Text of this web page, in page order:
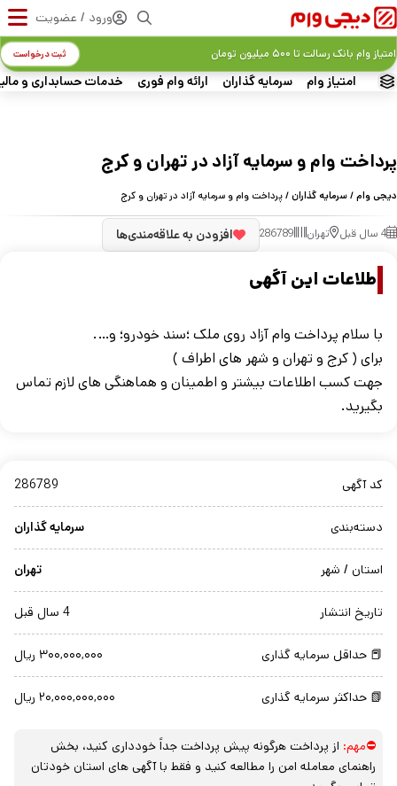
ورود / عضویت
امتیاز وام سرمایه گذاران ارائه وام فوری خدمات حسابداری و
امتیاز وام بانک رسالت تا ۵۰۰ میلیون تومان ثبت درخواست
پرداخت وام و سرمایه آزاد در تهران و کرج
دیجی وام/سرمایه گذاران/ پرداخت وام و سرمایه آزاد در تهران و کرج
4 سال قبل تهران 286789 افزودن به علاقه‌مندی‌ها
اطلاعات این آگهی
با سلام پرداخت وام آزاد روی ملک ؛سند خودرو؛ و….
برای ( کرج و تهران و شهر های اطراف )
جهت کسب اطلاعات بیشتر و اطمینان و هماهنگی های لازم تماس
بگیرید.
کد آگهی 286789
دسته‌بندی سرمایه گذاران
استان / شهر تهران
تاریخ انتشار 4 سال قبل
📕 حداقل سرمایه گذاری ۳۰۰,۰۰۰,۰۰۰ ریال
📗 حداکثر سرمایه گذاری ۲۰,۰۰۰,۰۰۰,۰۰۰ ریال
⛔مهم: از پرداخت هرگونه پیش پرداخت جداً خودداری کنید، بخش
راهنمای معامله امن را مطالعه کنید و فقط با آگهی های استان خودتان